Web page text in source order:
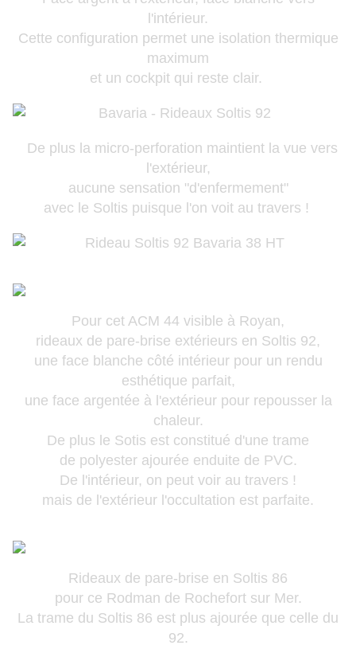
l'intérieur.
Cette configuration permet une isolation thermique
maximum
et un cockpit qui reste clair.
De plus la micro-perforation maintient la vue vers
l'extérieur,
aucune sensation "d'enfermement"
avec le Soltis puisque l'on voit au travers !
Pour cet ACM 44 visible à Royan,
rideaux de pare-brise extérieurs en Soltis 92,
une face blanche côté intérieur pour un rendu
esthétique parfait,
une face argentée à l'extérieur pour repousser la
chaleur.
De plus le Sotis est constitué d'une trame
de polyester ajourée enduite de PVC.
De l'intérieur, on peut voir au travers !
mais de l'extérieur l'occultation est parfaite.
Rideaux de pare-brise en Soltis 86
pour ce Rodman de Rochefort sur Mer.
La trame du Soltis 86 est plus ajourée que celle du
92.